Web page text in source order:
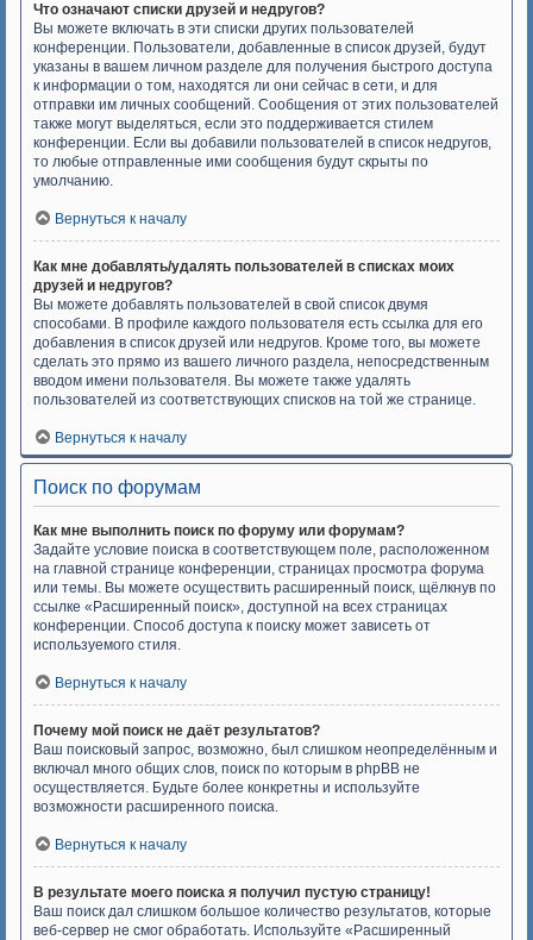
Что означают списки друзей и недругов?
Вы можете включать в эти списки других пользователей
конференции. Пользователи, добавленные в список друзей, будут
указаны в вашем личном разделе для получения быстрого доступа
к информации о том, находятся ли они сейчас в сети, и для
отправки им личных сообщений. Сообщения от этих пользователей
также могут выделяться, если это поддерживается стилем
конференции. Если вы добавили пользователей в список недругов,
то любые отправленные ими сообщения будут скрыты по
умолчанию.
Вернуться к началу
Как мне добавлять/удалять пользователей в списках моих
друзей и недругов?
Вы можете добавлять пользователей в свой список двумя
способами. В профиле каждого пользователя есть ссылка для его
добавления в список друзей или недругов. Кроме того, вы можете
сделать это прямо из вашего личного раздела, непосредственным
вводом имени пользователя. Вы можете также удалять
пользователей из соответствующих списков на той же странице.
Вернуться к началу
Поиск по форумам
Как мне выполнить поиск по форуму или форумам?
Задайте условие поиска в соответствующем поле, расположенном
на главной странице конференции, страницах просмотра форума
или темы. Вы можете осуществить расширенный поиск, щёлкнув по
ссылке «Расширенный поиск», доступной на всех страницах
конференции. Способ доступа к поиску может зависеть от
используемого стиля.
Вернуться к началу
Почему мой поиск не даёт результатов?
Ваш поисковый запрос, возможно, был слишком неопределённым и
включал много общих слов, поиск по которым в phpBB не
осуществляется. Будьте более конкретны и используйте
возможности расширенного поиска.
Вернуться к началу
В результате моего поиска я получил пустую страницу!
Ваш поиск дал слишком большое количество результатов, которые
веб-сервер не смог обработать. Используйте «Расширенный